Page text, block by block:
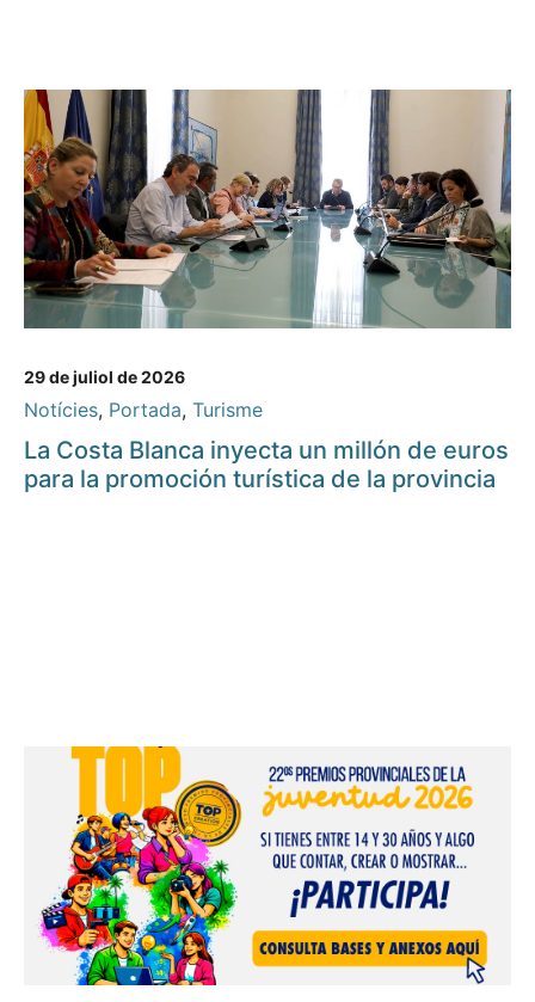
29 de juliol de 2026
Notícies, Portada, Turisme
La Costa Blanca inyecta un millón de euros
para la promoción turística de la provincia